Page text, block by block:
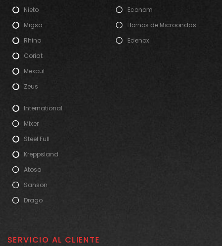
Nieto
Migsa
Rhino
Coriat
Mexcut
Zeus
Econom
Hornos de Microondas
Edenox
International
Mixer
Steel Full
Kreppsland
Atosa
Sanson
Drago
SERVICIO AL CLIENTE